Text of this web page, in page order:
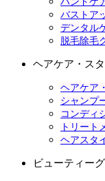
バストア
デンタル
脱毛除毛
ヘアケア・ス
ヘアケア
シャンプ
コンディ
トリート
ヘアスタ
ビューティー